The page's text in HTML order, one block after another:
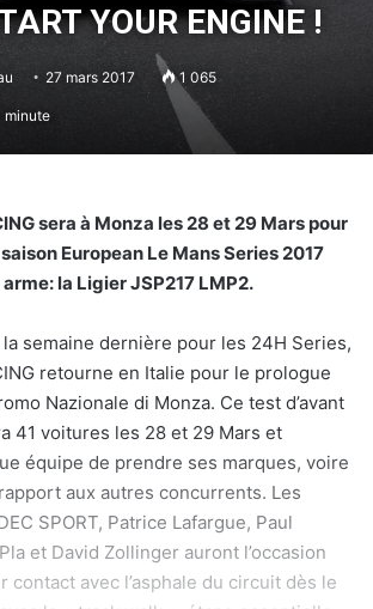
YOUR ENGINE !
27 mars 2017 1 065
minute
sera à Monza les 28 et 29 Mars pour
European Le Mans Series 2017
la Ligier JSP217 LMP2.
semaine dernière pour les 24H Series,
retourne en Italie pour le prologue
Nazionale di Monza. Ce test d’avant
41 voitures les 28 et 29 Mars et
équipe de prendre ses marques, voire
aux autres concurrents. Les
SPORT, Patrice Lafargue, Paul
et David Zollinger auront l’occasion
contact avec l’asphale du circuit dès le